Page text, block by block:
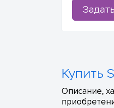
Купить
Описание,